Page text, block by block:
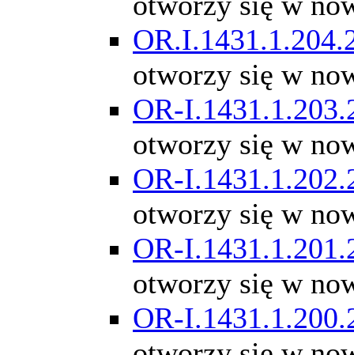
otworzy się w
OR-
otworzy się w
OR-
otworzy się w
OR-
otworzy się w
OR-